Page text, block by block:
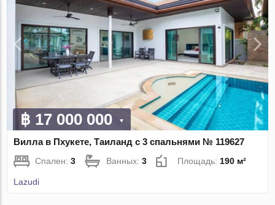
฿ 17 000 000
Вилла в Пхукете, Таиланд с 3 спальнями № 119627
Спален:3 Ванных:3 Площадь: 190 м²
Lazudi